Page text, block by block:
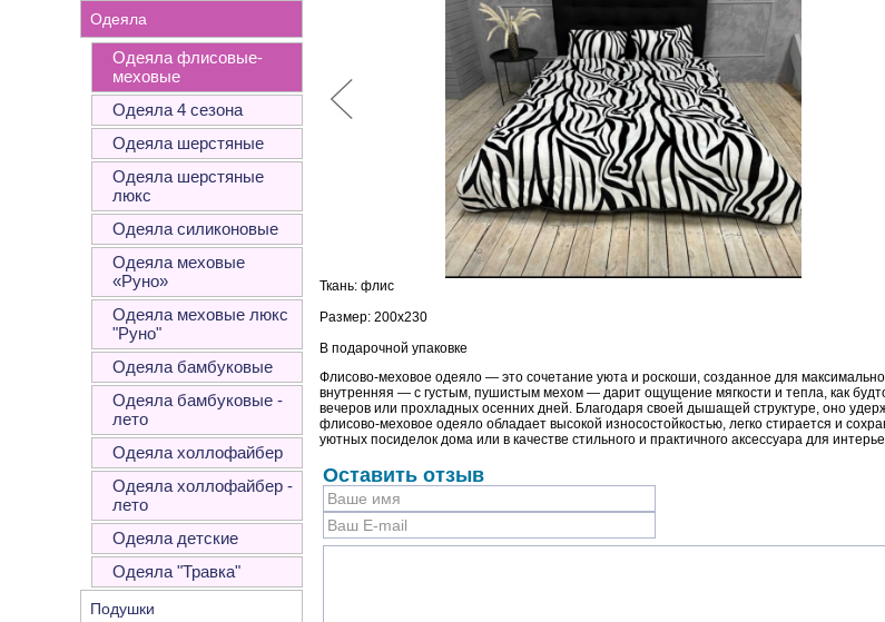
Одеяла
Одеяла флисовые-
меховые
Одеяла 4 сезона
Одеяла шерстяные
Одеяла шерстяные
люкс
Одеяла силиконовые
Одеяла меховые
«Руно»
Одеяла меховые люкс
"Руно"
Одеяла бамбуковые
Одеяла бамбуковые -
лето
Одеяла холлофайбер
Одеяла холлофайбер -
лето
Одеяла детские
Одеяла "Травка"
Подушки
Ткань: флис
Размер: 200х230
В подарочной упаковке
Флисово-меховое одеяло — это сочетание уюта и роскоши, созданное для
внутренняя — с густым, пушистым мехом — дарит ощущение мягкости и тепла, как
вечеров или прохладных осенних дней. Благодаря своей дышащей структуре, оно
флисово-меховое одеяло обладает высокой износостойкостью, легко стирается и
уютных посиделок дома или в качестве стильного и практичного аксессуара для
Оставить отзыв